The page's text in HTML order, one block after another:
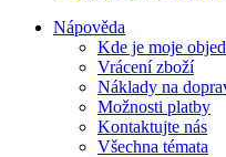
Nápověda
Kde je moje
Vrácení zboží
Náklady na
Možnosti platby
Kontaktujte nás
Všechna témata